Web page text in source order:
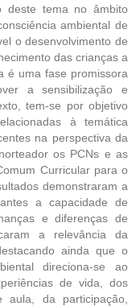
deste tema no âmbito
ambiental de
o desenvolvimento de
das crianças a
é uma fase promissora
a sensibilização e
tem-se por objetivo
à temática
na perspectiva da
os PCNs e as
Curricular para o
demonstraram a
a capacidade de
e diferenças de
a relevância da
ainda que o
direciona-se ao
de vida, dos
aula, da participação,